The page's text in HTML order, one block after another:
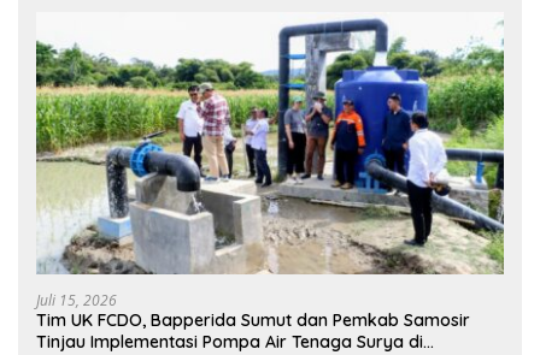
Juli 15, 2026
Tim UK FCDO, Bapperida Sumut dan Pemkab Samosir
Tinjau Implementasi Pompa Air Tenaga Surya di